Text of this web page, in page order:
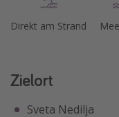
Direkt am Strand
Zielort
Sveta Nedilja